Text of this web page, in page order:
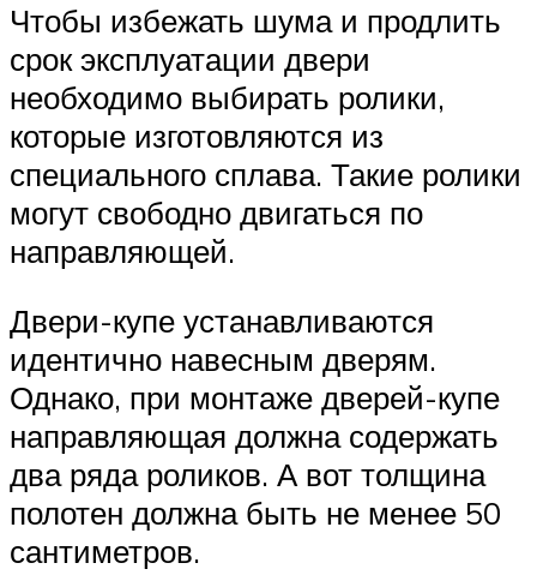
Чтобы избежать шума и продлить
срок эксплуатации двери
необходимо выбирать ролики,
которые изготовляются из
специального сплава. Такие ролики
могут свободно двигаться по
направляющей.
Двери-купе устанавливаются
идентично навесным дверям.
Однако, при монтаже дверей-купе
направляющая должна содержать
два ряда роликов. А вот толщина
полотен должна быть не менее 50
сантиметров.